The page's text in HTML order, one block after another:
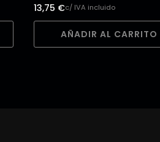
13,75 €c/ IVA incluido
AÑADIR AL CARRITO